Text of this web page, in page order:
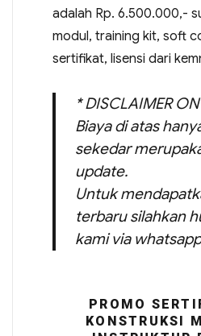
adalah Rp. 6.500.000,-
modul, training kit, soft
sertifikat, lisensi dari
* DISCLAIMER
Biaya di atas
sekedar
update.
Untuk
terbaru silahkan
kami via
PROMO
KONSTRUKSI